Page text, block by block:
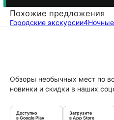
Похожие предложения
Городские экскурсии4Ночные
Обзоры необычных мест по
новинки и скидки в наших
Доступно
в Google Play
Загрузите
в App Store